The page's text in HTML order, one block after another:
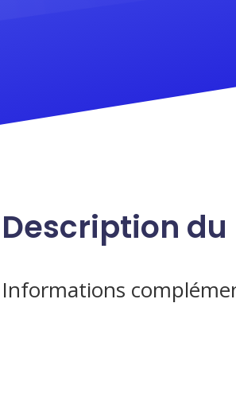
Description
Informations